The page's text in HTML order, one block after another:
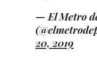
— El Metro
20, 2019